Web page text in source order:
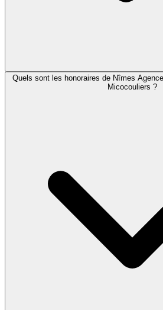
Quels sont les honoraires de Nîmes
Micocouliers ?